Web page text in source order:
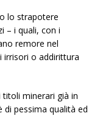
lo strapotere
– i quali, con i
remore nel
irrisori o addirittura
titoli minerari già in
pessima qualità ed